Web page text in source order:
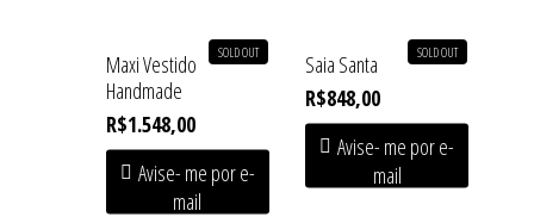
Maxi Vestido
Handmade
R$1.548,00
Avise- me por e-
mail
SOLD OUT
Saia Santa
R$848,00
Avise- me por e-
mail
SOLD OUT